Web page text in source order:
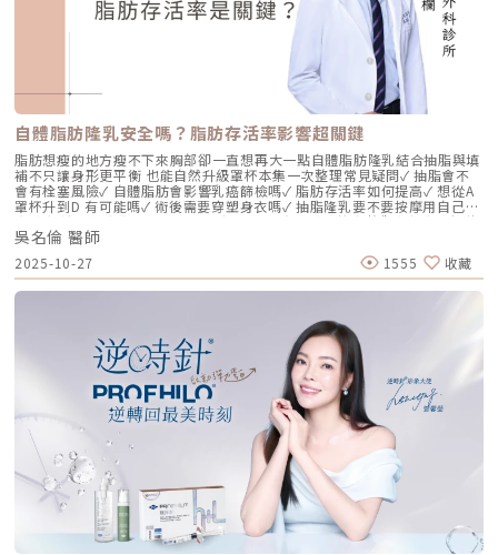
行「修復與重塑」，讓皮膚自己找回年輕時的彈性。二、 Profhilo 逆時針
的科學核心：NAHYCO™ 專利技術Profhilo逆時針來自瑞士著名的 IBSA 製
藥集團。身為專業醫師，我非常看重產品的「純淨度」與「穩定性」。
Profhilo 之所以能在國際醫美界佔有一席之地，在於其革命性的
NAHYCO™ 專利熱融合技術。1. 醫學界的「純淨」突破：無化學交聯劑一
般玻尿酸為了維持在體內的時間，必須添加化學交聯劑（如 BDDE）。雖然
這在合法範圍內是安全的，但對於過敏體質或追求極致天然的客戶來說，仍
存在延遲性發炎的風險。Profhilo逆時針 透過精確的加熱與降溫製程，讓
高分子與低分子玻尿酸產生自然的氫鍵鍵結，完全不含 BDDE。這意味著它
具備極高的「生物相容性」，注射後能與人體組織完美融合。2. 高低分子玻
尿酸的「黃金比例」Profhilo 含有目前市面上極高濃度的玻尿酸
（64mg/2ml），它結合了： 高分子量玻尿酸（H-HA）：提供穩定的物理
支撐與深層鎖水，改善鬆弛。 低分子量玻尿酸（L-HA）：作為傳遞信號的
分子，直接活化真皮層內的纖維母細胞，誘導膠原蛋白與彈力蛋白新生。這
種「1+1 > 2」的協同作用，讓 Profhilo 在進入皮膚後，能像液態電波一
樣迅速擴散，全面性地改善膚質。三、 3 種細胞與 5 種蛋白：解開「液態
電波」的逆齡關鍵在辰美學的診間，我常跟客戶解釋，Profhilo 就像是為
肌膚施加了一種「啟動指令」。它不僅僅是補水，而是啟動了「3+5 逆齡機
制」： 活化 3 種關鍵細胞： 纖維母細胞：這是皮膚的「膠原工廠」。 角質
胞：幫助恢復皮下組織的飽滿感，減緩隨著年齡增長的皮下萎縮。 啟動 5
種關鍵結構蛋白：包括 I 型、III 型、IV 型、VII 型膠原蛋白以及最關鍵的彈
力蛋白。這種全方位的重塑效果，能讓下顎線變清晰，讓細紋從底層淡化。
這就是為什麼它被暱稱為「液態電波」。電波是靠「熱能」刺激新生，而
Profhilo 是靠「生物分子信號」啟動新生。對於皮膚薄、怕痛或不適合高
能量儀器的客戶來說，這是一個非常理想的選擇。四、 蔡醫師的精準美
學：BAP 五點拉提點位解析施打 Profhilo 是一門藝術。我們採用國際標準
的 BAP（Bio Aesthetic Points）五點拉提打法，這五個點是避開重要血
管、精準對準臉部支撐結構的黃金位置： [1] 顴骨高點： 位於顴骨最突出的
地方，需離眼睛外側至少 2 公分。能像掛鉤一樣，為中臉提供向上向外的支
撐力。 [2] 鼻翼與瞳孔垂直線交界： 在鼻翼與耳廓之間畫出水平線，再從瞳
孔中線畫垂直線，兩線交交叉處作為注射點。能有效改善法令紋，飽滿面中
部。 [3] 耳廓下前緣： 位於耳廓下緣的前方約 1 公分處。是收緊臉部外側
輪廓、強化下頷線條的關鍵。 [4] 下頷嘴角交界： 在下巴中軸線的三分之一
處畫垂直線，再向唇角方向移動 1.5 公分。可以修飾木偶紋，改善嘴角下
自體脂肪隆乳安全嗎？脂肪存活率影響超關鍵
脂肪想瘦的地方瘦不下來胸部卻一直想再大一點自體脂肪隆乳結合抽脂與填
補不只讓身形更平衡 也能自然升級罩杯本集一次整理常見疑問✓ 抽脂會不
會有栓塞風險✓ 自體脂肪會影響乳癌篩檢嗎✓ 脂肪存活率如何提高✓ 想從A
罩杯升到D 有可能嗎✓ 術後需要穿塑身衣嗎✓ 抽脂隆乳要不要按摩用自己的
脂肪 打造柔軟真實的胸型適合誰 怎麼做 最有效將給妳完整觀念與安心評估
依據重點摘要：0:00 #她說他說0:40 #自體脂肪隆乳v.s.#假體隆乳 想要哪
一樣？1:02 關於手術安全性 #自體隆乳2:12 不同的抽脂方式 #脂肪存活率
會一樣嗎？3:16 關於抽脂安全 #脂肪栓塞問題 ？4:09 關於手術安全性 #矽
膠隆乳相關影片：• 罩杯升級前必看，自體脂肪豐胸解析！ EP20• 男生
女乳好尷尬，胸部困擾的隱藏原因你有嗎？ EP24• 抽就對了？抽脂局部雕
@aclinichttps://lin.ee/zGPja49▼詢問整形大小事https://answer-
clinic.com/▼詢問皮膚大小事https://answer-skin.com/▼詢問變美大小
事https://answer-skincare.com/安瑟美膚整形外科診所
FBhttps://www.facebook.com/AnswerClinic安瑟美膚整形外科診所
IGhttps://www.instagram.com/aclinic.group/吳名倫醫師：Dr.Allen 整
形醫美體塑學苑https://www.facebook.com/drallenbody吳名倫醫師
IGhttps://www.instagram.com/psdr_allen/安瑟美膚整形外科診所地
址：臺北市大安區安和路一段113號2樓之1電話：（02）7709-9398
吳名倫 醫師
2025-10-27 1555 收藏